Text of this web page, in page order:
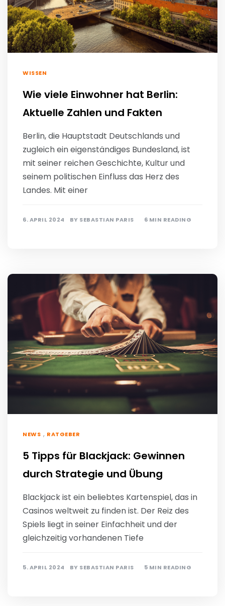
WISSEN
Wie viele Einwohner hat Berlin:
Aktuelle Zahlen und Fakten
Berlin, die Hauptstadt Deutschlands und
zugleich ein eigenständiges Bundesland, ist
mit seiner reichen Geschichte, Kultur und
seinem politischen Einfluss das Herz des
Landes. Mit einer
6. APRIL 2024 BY SEBASTIAN PARIS 6 MIN READING
NEWS , RATGEBER
5 Tipps für Blackjack: Gewinnen
durch Strategie und Übung
Blackjack ist ein beliebtes Kartenspiel, das in
Casinos weltweit zu finden ist. Der Reiz des
Spiels liegt in seiner Einfachheit und der
gleichzeitig vorhandenen Tiefe
5. APRIL 2024 BY SEBASTIAN PARIS 5 MIN READING